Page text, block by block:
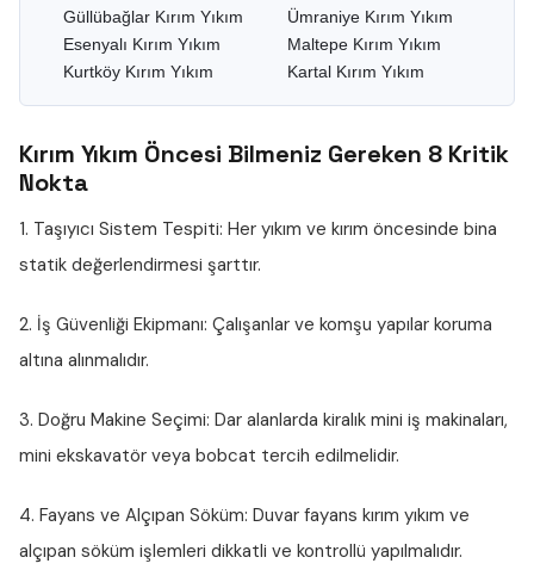
Güllübağlar Kırım Yıkım
Esenyalı Kırım Yıkım
Kurtköy Kırım Yıkım
Ümraniye Kırım Yıkım
Maltepe Kırım Yıkım
Kartal Kırım Yıkım
Kırım Yıkım Öncesi Bilmeniz Gereken 8 Kritik
Nokta
1. Taşıyıcı Sistem Tespiti: Her yıkım ve kırım öncesinde bina
statik değerlendirmesi şarttır.
2. İş Güvenliği Ekipmanı: Çalışanlar ve komşu yapılar koruma
altına alınmalıdır.
3. Doğru Makine Seçimi: Dar alanlarda kiralık mini iş makinaları,
mini ekskavatör veya bobcat tercih edilmelidir.
4. Fayans ve Alçıpan Söküm: Duvar fayans kırım yıkım ve
alçıpan söküm işlemleri dikkatli ve kontrollü yapılmalıdır.